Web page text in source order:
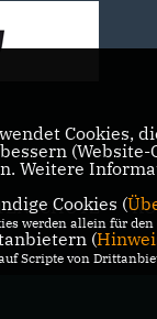
Cookies,
Weitere
Cookies (
werden allein für
(
Scripte von